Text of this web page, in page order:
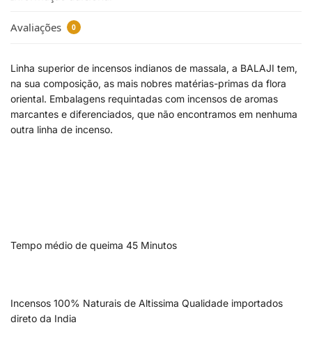
Avaliações 0
Linha superior de incensos indianos de massala, a BALAJI tem,
na sua composição, as mais nobres matérias-primas da flora
oriental. Embalagens requintadas com incensos de aromas
marcantes e diferenciados, que não encontramos em nenhuma
outra linha de incenso.
Tempo médio de queima 45 Minutos
Incensos 100% Naturais de Altissima Qualidade importados
direto da India